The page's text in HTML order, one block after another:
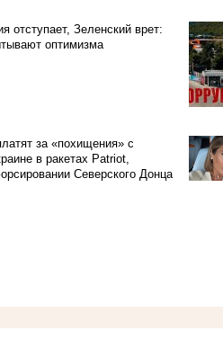
отступает, Зеленский врет:
оптимизма
за «похищения» с
в ракетах Patriot,
Северского Донца